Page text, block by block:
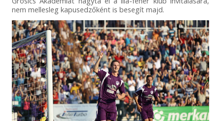
nem mellesleg kapusedzőként is besegít majd.